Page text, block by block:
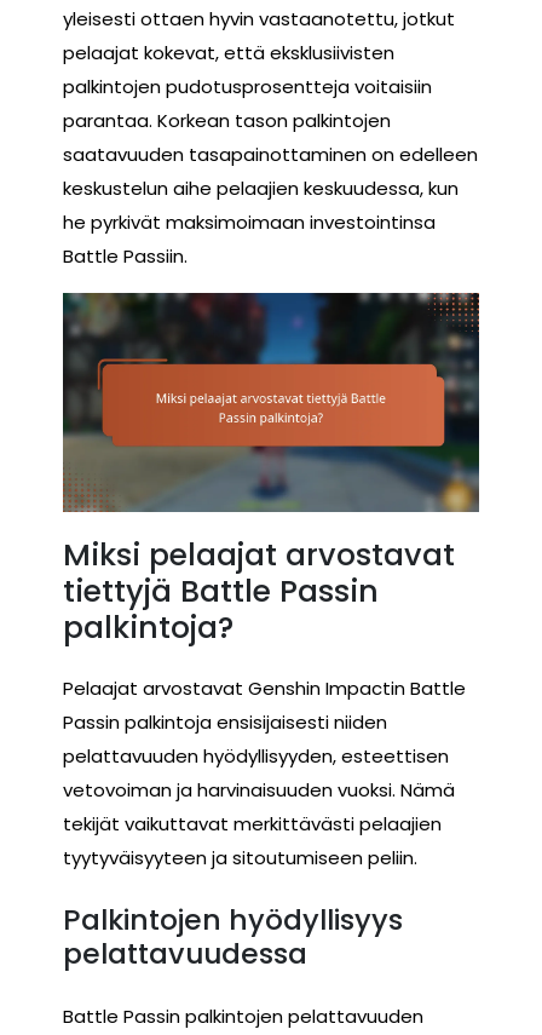
yleisesti ottaen hyvin vastaanotettu, jotkut
pelaajat kokevat, että eksklusiivisten
palkintojen pudotusprosentteja voitaisiin
parantaa. Korkean tason palkintojen
saatavuuden tasapainottaminen on edelleen
keskustelun aihe pelaajien keskuudessa, kun
he pyrkivät maksimoimaan investointinsa
Battle Passiin.
Miksi pelaajat arvostavat
tiettyjä Battle Passin
palkintoja?
Pelaajat arvostavat Genshin Impactin Battle
Passin palkintoja ensisijaisesti niiden
pelattavuuden hyödyllisyyden, esteettisen
vetovoiman ja harvinaisuuden vuoksi. Nämä
tekijät vaikuttavat merkittävästi pelaajien
tyytyväisyyteen ja sitoutumiseen peliin.
Palkintojen hyödyllisyys
pelattavuudessa
Battle Passin palkintojen pelattavuuden